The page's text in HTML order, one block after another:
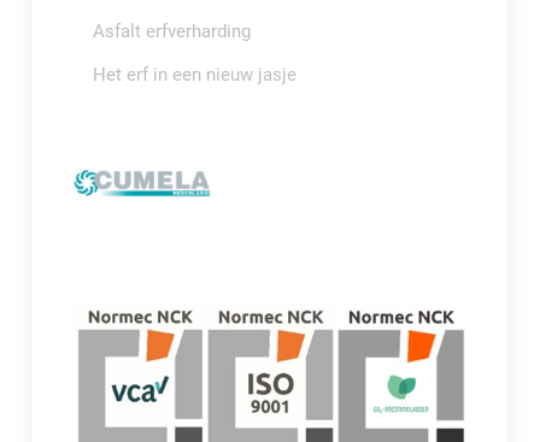
Asfalt erfverharding
Het erf in een nieuw jasje